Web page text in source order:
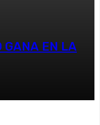
GANA EN LA